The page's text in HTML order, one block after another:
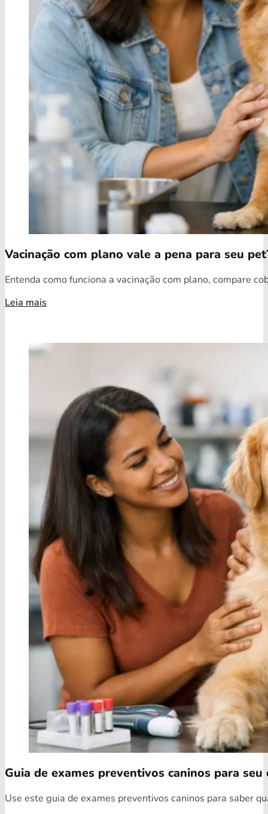
Vacinação com plano vale a pena para seu
Entenda como funciona a vacinação com plano, compare
Leia mais
Guia de exames preventivos caninos para seu
Use este guia de exames preventivos caninos para saber